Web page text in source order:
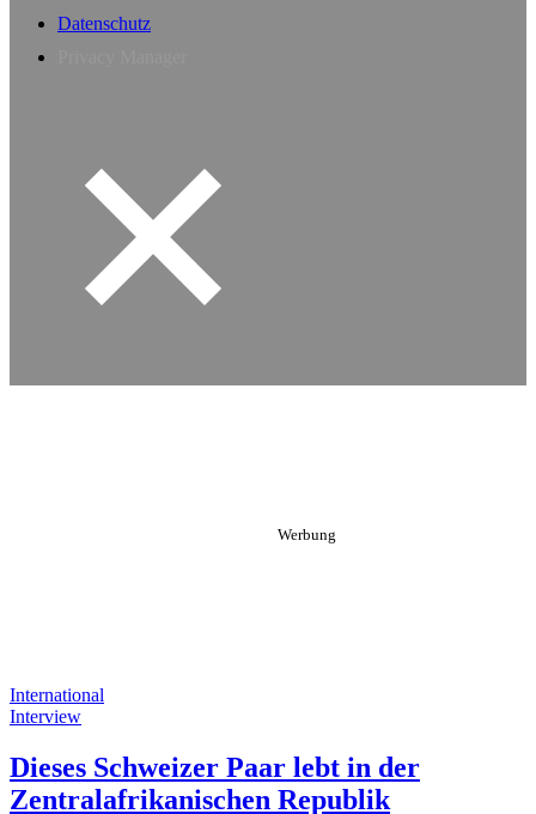
Datenschutz
International
Interview
Dieses Schweizer Paar lebt in der
Zentralafrikanischen Republik